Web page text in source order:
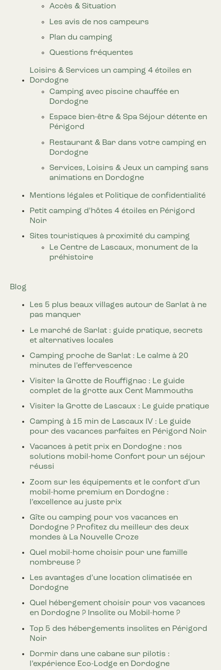
Accès & Situation
Les avis de nos campeurs
Plan du camping
Questions fréquentes
Loisirs & Services un camping 4 étoiles en
Dordogne
Camping avec piscine chauffée en
Dordogne
Espace bien-être & Spa Séjour détente en
Périgord
Restaurant & Bar dans votre camping en
Dordogne
Services, Loisirs & Jeux un camping sans
animations en Dordogne
Mentions légales et Politique de confidentialité
Petit camping d’hôtes 4 étoiles en Périgord
Noir
Sites touristiques à proximité du camping
Le Centre de Lascaux, monument de la
préhistoire
Blog
Les 5 plus beaux villages autour de Sarlat à ne
pas manquer
Le marché de Sarlat : guide pratique, secrets
et alternatives locales
Camping proche de Sarlat : Le calme à 20
minutes de l’effervescence
Visiter la Grotte de Rouffignac : Le guide
complet de la grotte aux Cent Mammouths
Visiter la Grotte de Lascaux : Le guide pratique
Camping à 15 min de Lascaux IV : Le guide
pour des vacances parfaites en Périgord Noir
Vacances à petit prix en Dordogne : nos
solutions mobil-home Confort pour un séjour
réussi
Zoom sur les équipements et le confort d’un
mobil-home premium en Dordogne :
l’excellence au juste prix
Gîte ou camping pour vos vacances en
Dordogne ? Profitez du meilleur des deux
mondes à La Nouvelle Croze
Quel mobil-home choisir pour une famille
nombreuse ?
Les avantages d’une location climatisée en
Dordogne
Quel hébergement choisir pour vos vacances
en Dordogne ? Insolite ou Mobil-home ?
Top 5 des hébergements insolites en Périgord
Noir
Dormir dans une cabane sur pilotis :
l’expérience Eco-Lodge en Dordogne